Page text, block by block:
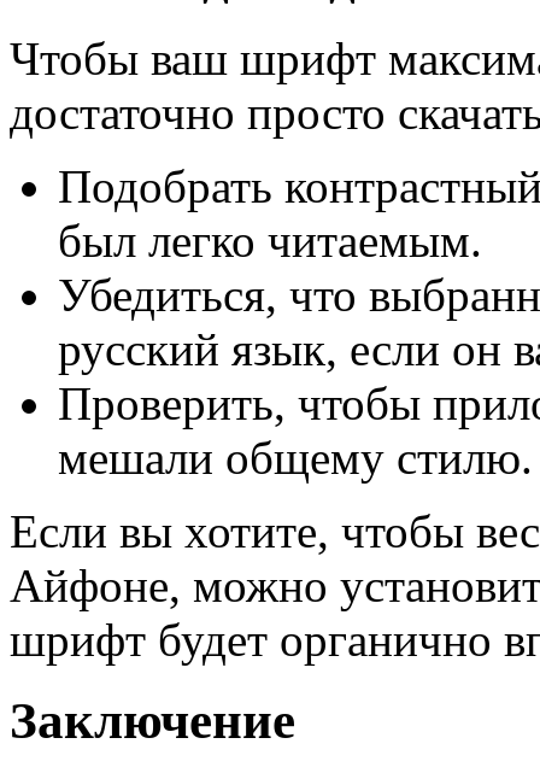
Чтобы ваш шрифт
достаточно просто
Подобрать
был легко читаемым.
Убедиться, что
русский язык, если он
Проверить, чтобы
мешали общему стилю.
Если вы хотите, чтобы
Айфоне, можно
шрифт будет органично
Заключение